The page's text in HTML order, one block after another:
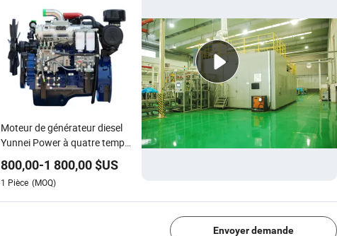
Moteur de générateur diesel
Yunnei Power à quatre temps
fabriqué en Chine 4-Cylinder
800,00-1 800,00$US
1 Pièce (MOQ)
Envoyer demande